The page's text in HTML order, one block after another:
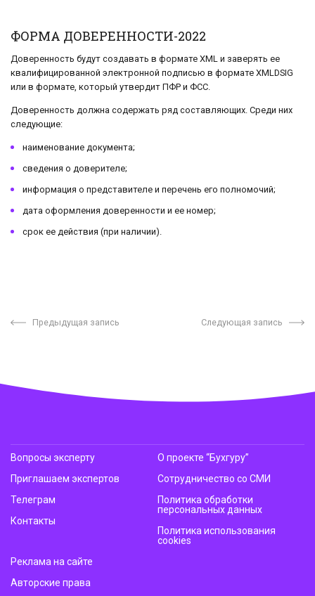
ФОРМА ДОВЕРЕННОСТИ-2022
Доверенность будут создавать в формате XML и заверять ее
квалифицированной электронной подписью в формате XMLDSIG
или в формате, который утвердит ПФР и ФСС.
Доверенность должна содержать ряд составляющих. Среди них
следующие:
наименование документа;
сведения о доверителе;
информация о представителе и перечень его полномочий;
дата оформления доверенности и ее номер;
срок ее действия (при наличии).
Предыдущая запись Следующая запись
Вопросы эксперту
Приглашаем экспертов
Телеграм
Контакты
О проекте “Бухгуру”
Сотрудничество со СМИ
Политика обработки
персональных данных
Политика использования
cookies
Реклама на сайте
Авторские права